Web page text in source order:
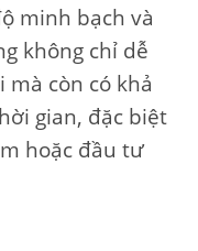
minh bạch và
không chỉ dễ
còn có khả
gian, đặc biệt
hoặc đầu tư